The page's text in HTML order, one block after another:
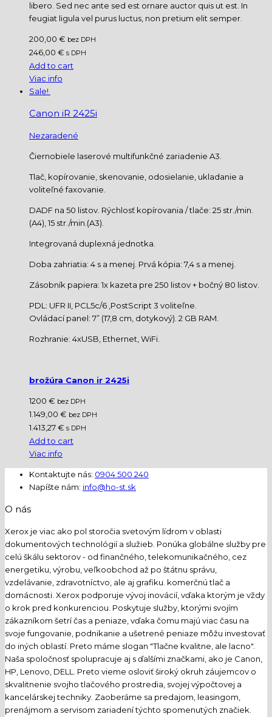
libero. Sed nec ante sed est ornare auctor quis ut est. In
feugiat ligula vel purus luctus, non pretium elit semper.
200,00 € bez DPH
246,00 € s DPH
Add to cart
Viac info
Sale!
Canon iR 2425i
Nezaradené
Čiernobiele laserové multifunkčné zariadenie A3.
Tlač, kopírovanie, skenovanie, odosielanie, ukladanie a
voliteľné faxovanie.
DADF na 50 listov. Rýchlosť kopírovania / tlače: 25 str./min.
(A4), 15 str./min.(A3).
Integrovaná duplexná jednotka.
Doba zahriatia: 4 s a menej. Prvá kópia: 7,4 s a menej.
Zásobník papiera: 1x kazeta pre 250 listov + bočný 80 listov.
PDL: UFR II, PCL5c/6 ,PostScript 3 voliteľne.
Ovládací panel: 7” (17,8 cm, dotykový). 2 GB RAM.
Rozhranie: 4xUSB, Ethernet, WiFi.
brožúra Canon ir 2425i
1200 € bez DPH
1.149,00 € bez DPH
1.413,27 € s DPH
Add to cart
Viac info
Kontaktujte nás: 0904 500 240
Napíšte nám: info@ho-st.sk
O nás
Xerox je viac ako pol storočia svetovým lídrom v oblasti
dokumentových technológií a služieb. Ponúka globálne služby pre
celú škálu sektorov - od finančného, telekomunikačného, cez
energetiku, výrobu, veľkoobchod až po štátnu správu,
vzdelávanie, zdravotníctvo, ale aj grafiku. komerčnú tlač a
domácnosti. Xerox podporuje vývoj inovácií, vďaka ktorým je vždy
o krok pred konkurenciou. Poskytuje služby, ktorými svojím
zákazníkom šetrí čas a peniaze, vďaka čomu majú viac času na
svoje fungovanie, podnikanie a ušetrené peniaze môžu investovať
do iných oblastí. Preto máme slogan "Tlačne kvalitne, ale lacno".
Naša spoločnosť spolupracuje aj s ďalšími značkami, ako je Canon,
HP, Lenovo, DELL. Preto vieme osloviť široký okruh záujemcov o
skvalitnenie svojho tlačového prostredia, svojej výpočtovej a
kancelárskej techniky. Zaoberáme sa predajom, leasingom,
prenájmom a servisom zariadení týchto spomenutých značiek.